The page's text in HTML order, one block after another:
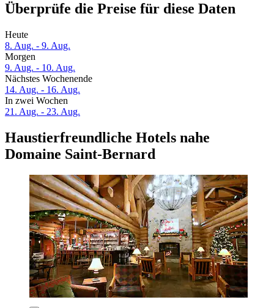
Überprüfe die Preise für diese Daten
Heute
8. Aug. - 9. Aug.
Morgen
9. Aug. - 10. Aug.
Nächstes Wochenende
14. Aug. - 16. Aug.
In zwei Wochen
21. Aug. - 23. Aug.
Haustierfreundliche Hotels nahe
Domaine Saint-Bernard